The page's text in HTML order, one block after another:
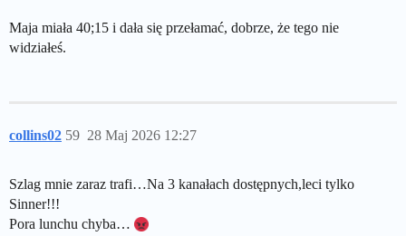
Maja miała 40;15 i dała się przełamać, dobrze, że tego nie
widziałeś.
collins02 28 Maj 2026 12:27
59
Szlag mnie zaraz trafi…Na 3 kanałach dostępnych,leci tylko
Sinner!!!
Pora lunchu chyba…